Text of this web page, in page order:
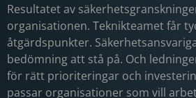
Resultatet av
organisationen. Teknikteamet får
åtgärdspunkter.
bedömning att stå på. Och
för rätt prioriteringar och
passar organisationer som vill